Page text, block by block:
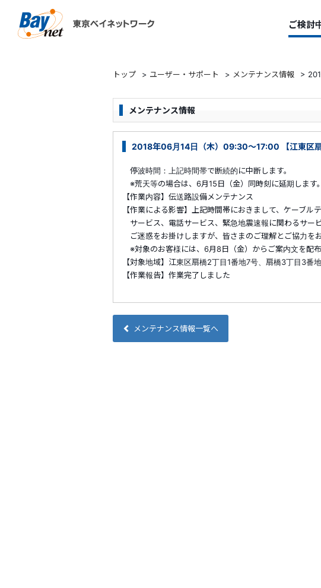
ご検討
トップ > ユーザー・サポート > メンテナンス情報 >
メンテナンス情報
2018年06月14日（木）09:30～17:00 【江東区扇
停波時間：上記時間帯で断続的に中断します。
※荒天等の場合は、6月15日（金）同時刻に延期します。
【作業内容】伝送路設備メンテナンス
【作業による影響】上記時間帯におきまして、ケーブル
サービス、電話サービス、緊急地震速報に関わるサー
ご迷惑をお掛けしますが、皆さまのご理解とご協力をお
※対象のお客様には、6月8日（金）からご案内文を配布
【対象地域】江東区扇橋2丁目1番地7号、扇橋3丁目3番
【作業報告】作業完了しました
メンテナンス情報一覧へ